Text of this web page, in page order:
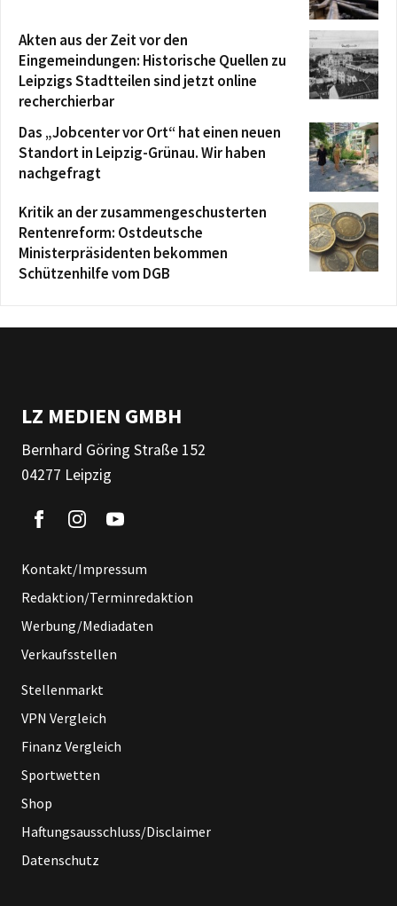
Akten aus der Zeit vor den
Eingemeindungen: Historische Quellen zu
Leipzigs Stadtteilen sind jetzt online
recherchierbar
Das „Jobcenter vor Ort“ hat einen neuen
Standort in Leipzig-Grünau. Wir haben
nachgefragt
Kritik an der zusammengeschusterten
Rentenreform: Ostdeutsche
Ministerpräsidenten bekommen
Schützenhilfe vom DGB
LZ MEDIEN GMBH
Bernhard Göring Straße 152
04277 Leipzig
Kontakt/Impressum
Redaktion/Terminredaktion
Werbung/Mediadaten
Verkaufsstellen
Stellenmarkt
VPN Vergleich
Finanz Vergleich
Sportwetten
Shop
Haftungsausschluss/Disclaimer
Datenschutz